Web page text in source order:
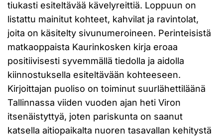
tiukasti esiteltävää kävelyreittiä. Loppuun on
listattu mainitut kohteet, kahvilat ja ravintolat,
joita on käsitelty sivunumeroineen. Perinteisistä
matkaoppaista Kaurinkosken kirja eroaa
positiivisesti syvemmällä tiedolla ja aidolla
kiinnostuksella esiteltävään kohteeseen.
Kirjoittajan puoliso on toiminut suurlähettiläänä
Tallinnassa viiden vuoden ajan heti Viron
itsenäistyttyä, joten pariskunta on saanut
katsella aitiopaikalta nuoren tasavallan kehitystä